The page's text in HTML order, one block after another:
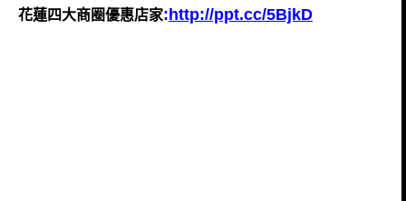
花蓮四大商圈優惠店家: http://ppt.cc/5BjkD